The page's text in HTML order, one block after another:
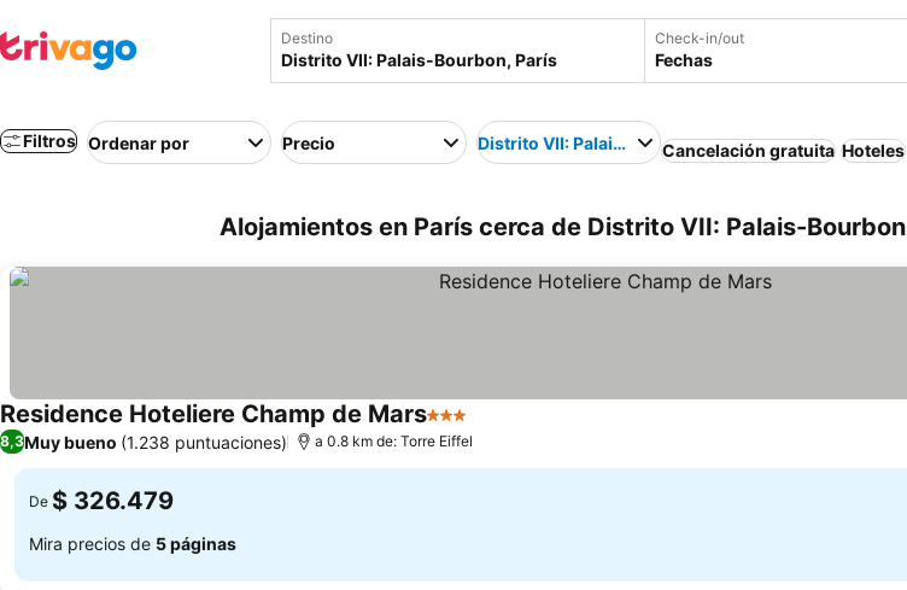
Destino Check-in/out
Fechas
Filtros Ordenar por Precio Distrito VII: Palais-BourbonCancelación gratuita Hoteles
Alojamientos en París cerca de Distrito VII: Palais-Bourbon
Residence Hoteliere Champ de Mars3 Estrellas
8,3Muy bueno (1.238 puntuaciones) a 0.8 km de: Torre Eiffel
De $ 326.479
Mira precios de 5 páginas